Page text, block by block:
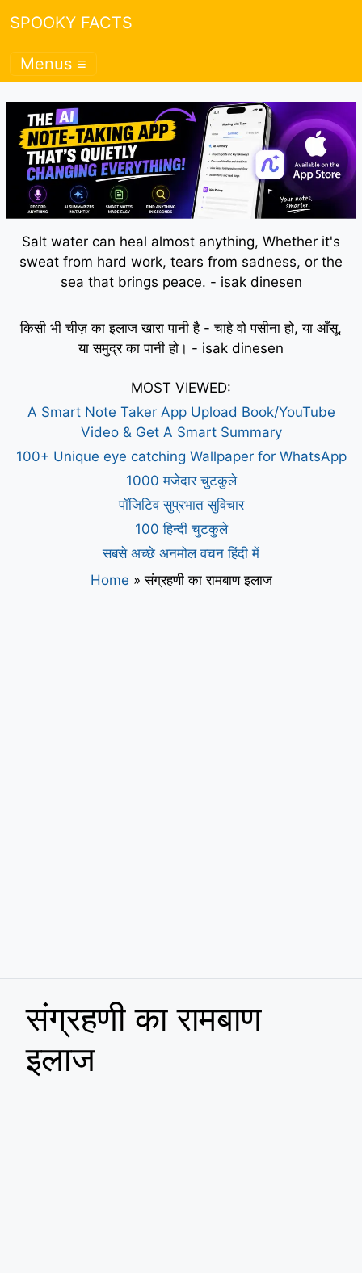
SPOOKY FACTS
Menus ≡
Salt water can heal almost anything, Whether it's
sweat from hard work, tears from sadness, or the
sea that brings peace. - isak dinesen
किसी भी चीज़ का इलाज खारा पानी है - चाहे वो पसीना हो, या आँसू,
या समुद्र का पानी हो। - isak dinesen
MOST VIEWED:
A Smart Note Taker App Upload Book/YouTube
Video & Get A Smart Summary
100+ Unique eye catching Wallpaper for WhatsApp
1000 मजेदार चुटकुले
पॉजिटिव सुप्रभात सुविचार
100 हिन्दी चुटकुले
सबसे अच्छे अनमोल वचन हिंदी में
Home »संग्रहणी का रामबाण इलाज
संग्रहणी का रामबाण
इलाज